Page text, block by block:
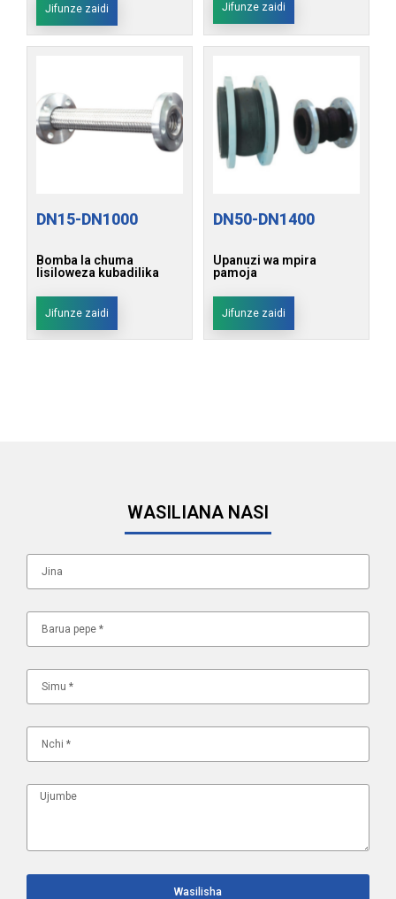
Jifunze zaidi Jifunze zaidi
DN15-DN1000
Bomba la chuma
lisiloweza kubadilika
Jifunze zaidi
DN50-DN1400
Upanuzi wa mpira
pamoja
Jifunze zaidi
WASILIANA NASI
Wasilisha